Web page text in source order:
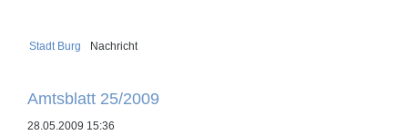
Stadt Burg Nachricht
Amtsblatt 25/2009
28.05.2009 15:36